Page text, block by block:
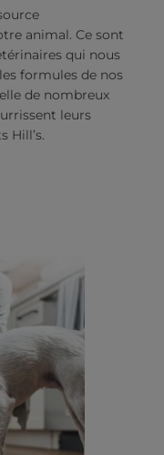
animal. Ce sont
qui nous
formules de nos
de nombreux
leurs
Hill’s.